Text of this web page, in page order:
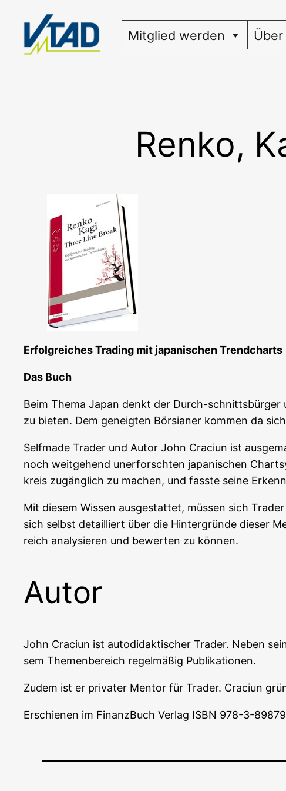
springen
Mitglied werden
Renko,
Erfolg­rei­ches Tra­ding mit japa­ni­schen Trendcharts
Das Buch
Beim The­ma Japan denkt der Durch-
zu bie­ten. Dem geneig­ten Bör­sia­ner kom­men da
Self­ma­de Trader und Autor John Cra­ci­un ist
noch weit­ge­hend uner­forsch­ten japa­ni­schen
kreis zugäng­lich zu machen, und fass­te sei­ne
Mit die­sem Wis­sen aus­ge­stat­tet, müs­sen sich
sich selbst detail­liert über die Hin­ter­grün­de die­ser
reich ana­ly­sie­ren und bewer­ten zu können.
Autor
John Cra­ci­un ist auto­di­dak­ti­scher Trader. Neben
sem The­men­be­reich regel­mä­ßig Publikationen.
Zudem ist er pri­va­ter Men­tor für Trader. Cra­ci­un
Erschie­nen im Finanz­Buch Ver­lag ISBN 978-3-